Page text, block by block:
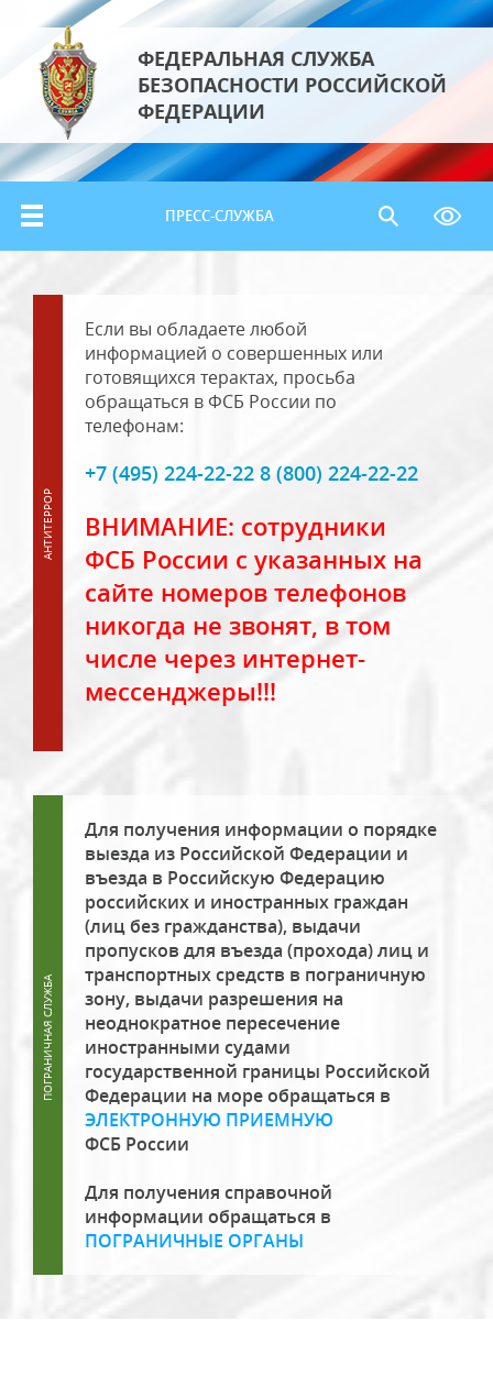
ФЕДЕРАЛЬНАЯ СЛУЖБА
БЕЗОПАСНОСТИ РОССИЙСКОЙ
ФЕДЕРАЦИИ
ПРЕСС-СЛУЖБА
Если вы обладаете любой
информацией о совершенных или
готовящихся терактах, просьба
обращаться в ФСБ России по
телефонам:
+7 (495) 224-22-22 8 (800) 224-22-22
ВНИМАНИЕ: сотрудники
ФСБ России с указанных на
сайте номеров телефонов
никогда не звонят, в том
числе через интернет-
мессенджеры!!!
Для получения информации о порядке
выезда из Российской Федерации и
въезда в Российскую Федерацию
российских и иностранных граждан
(лиц без гражданства), выдачи
пропусков для въезда (прохода) лиц и
транспортных средств в пограничную
зону, выдачи разрешения на
неоднократное пересечение
иностранными судами
государственной границы Российской
Федерации на море обращаться в
ЭЛЕКТРОННУЮ ПРИЕМНУЮ
ФСБ России
Для получения справочной
информации обращаться в
ПОГРАНИЧНЫЕ ОРГАНЫ